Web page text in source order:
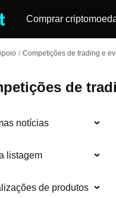
Comprar
/ Competições de trading e
de
notícias
listagem
de produtos